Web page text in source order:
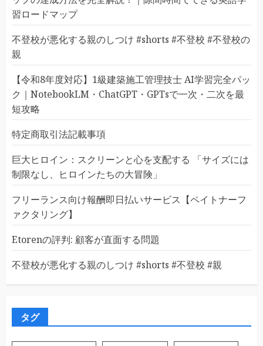
習ロードマップ
不登校が悪化する親のしつけ #shorts #不登校 #不登校の
親
【令和8年度対応】1級建築施工管理技士 AI学習完全パッ
ク｜NotebookLM・ChatGPT・GPTsで一次・二次を最
短攻略
特定商取引法記載事項
巨大ヒロイン：スクリーンと心を支配する 「サイズには
制限なし、ヒロインたちの大冒険」
フリーランス向け報酬即日払いサービス【ペイトナーフ
ァクタリング】
Etorenの評判: 顧客が直面する問題
不登校が悪化する親のしつけ #shorts #不登校 #親
タグ